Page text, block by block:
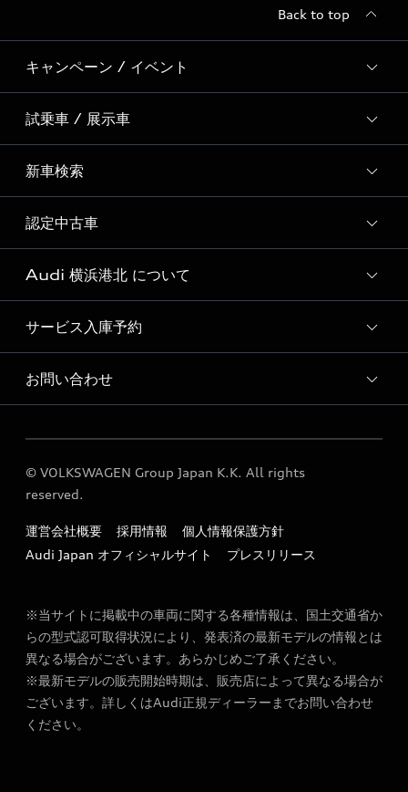
Back to top
キャンペーン / イベント
全国統一イベント
ディーラー独自イベント
試乗車 / 展示車
試乗予約
試乗車一覧
展示車一覧
新車検索
新車検索
認定中古車
おすすめ認定中古車
Audi認定中古車検索
Audi 横浜港北 について
Audi 横浜港北 店舗情報
Audi Approved Automobile 横浜青葉 店舗情報
Audi 横浜港北 運営会社概要
定期点検 / 車検 料金表
サービス入庫予約
Audi 横浜港北 サービス入庫予約
お問い合わせ
各種お問い合わせ
© VOLKSWAGEN Group Japan K.K. All rights
reserved.
運営会社概要 採用情報
個人情報保護方針
Audi Japan オフィシャルサイト
プレスリリース
※当サイトに掲載中の車両に関する各種情報は、国土交通省か
らの型式認可取得状況により、発表済の最新モデルの情報とは
異なる場合がございます。あらかじめご了承ください。
※最新モデルの販売開始時期は、販売店によって異なる場合が
ございます。詳しくはAudi正規ディーラーまでお問い合わせ
ください。